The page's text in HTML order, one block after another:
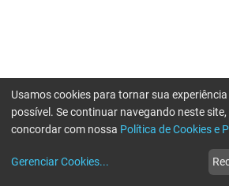
Usamos cookies para tornar sua
possível. Se continuar navegando neste
concordar com nossa Política de Cookies e
Gerenciar Cookies...
Erro ao enviar informações, por favor